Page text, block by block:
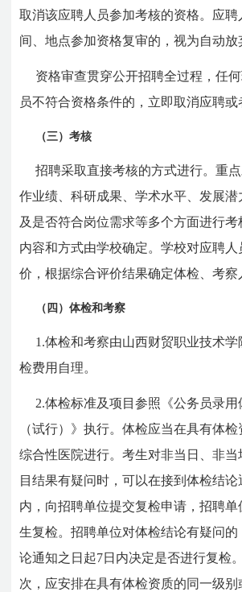
取消该应聘人员参加考核的资格。应
间、地点参加资格复审的，视为自动放
资格审查贯穿公开招聘全过程，任
员不符合资格条件的，立即取消应聘或
（三）考核
招聘采取直接考核的方式进行。重
作业绩、科研成果、学术水平、发展潜
及是否符合岗位需求等多个方面进行考
内容和方式由学校确定。学校对应聘
价，根据综合评价结果确定体检、考察
（四）体检和考察
1.体检和考察由山西财贸职业技术
检费用自理。
2.体检标准及项目参照《公务员录
（试行）》执行。体检应当在具有体
综合性医院进行。考生对非当日、非当
目结果有疑问时，可以在接到体检结论
内，向招聘单位提交复检申请，招聘
生复检。招聘单位对体检结论有疑问
论通知之日起7日内决定是否进行复检
次，应安排在具有体检资质的同一级别